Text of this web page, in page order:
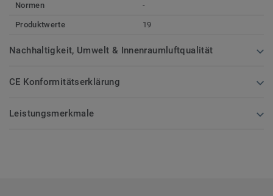
Normen
-
Produktwerte 19
Nachhaltigkeit, Umwelt & Innenraumluftqualität
CE Konformitätserklärung
Leistungsmerkmale